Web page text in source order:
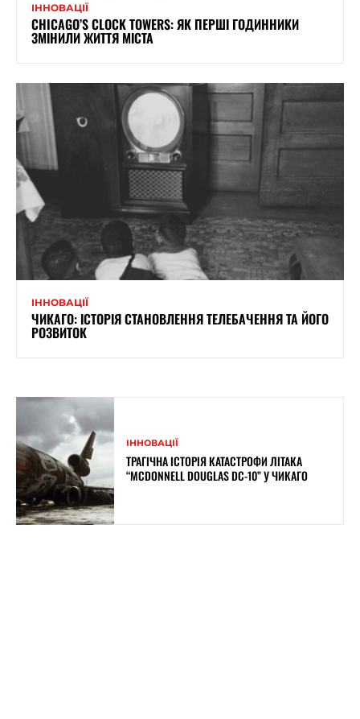
ІННОВАЦІЇ
CHICAGO’S CLOCK TOWERS: ЯК ПЕРШІ ГОДИННИКИ
ЗМІНИЛИ ЖИТТЯ МІСТА
ІННОВАЦІЇ
ЧИКАГО: ІСТОРІЯ СТАНОВЛЕННЯ ТЕЛЕБАЧЕННЯ ТА ЙОГО
РОЗВИТОК
ІННОВАЦІЇ
ТРАГІЧНА ІСТОРІЯ КАТАСТРОФИ ЛІТАКА
“MCDONNELL DOUGLAS DC-10” У ЧИКАГО